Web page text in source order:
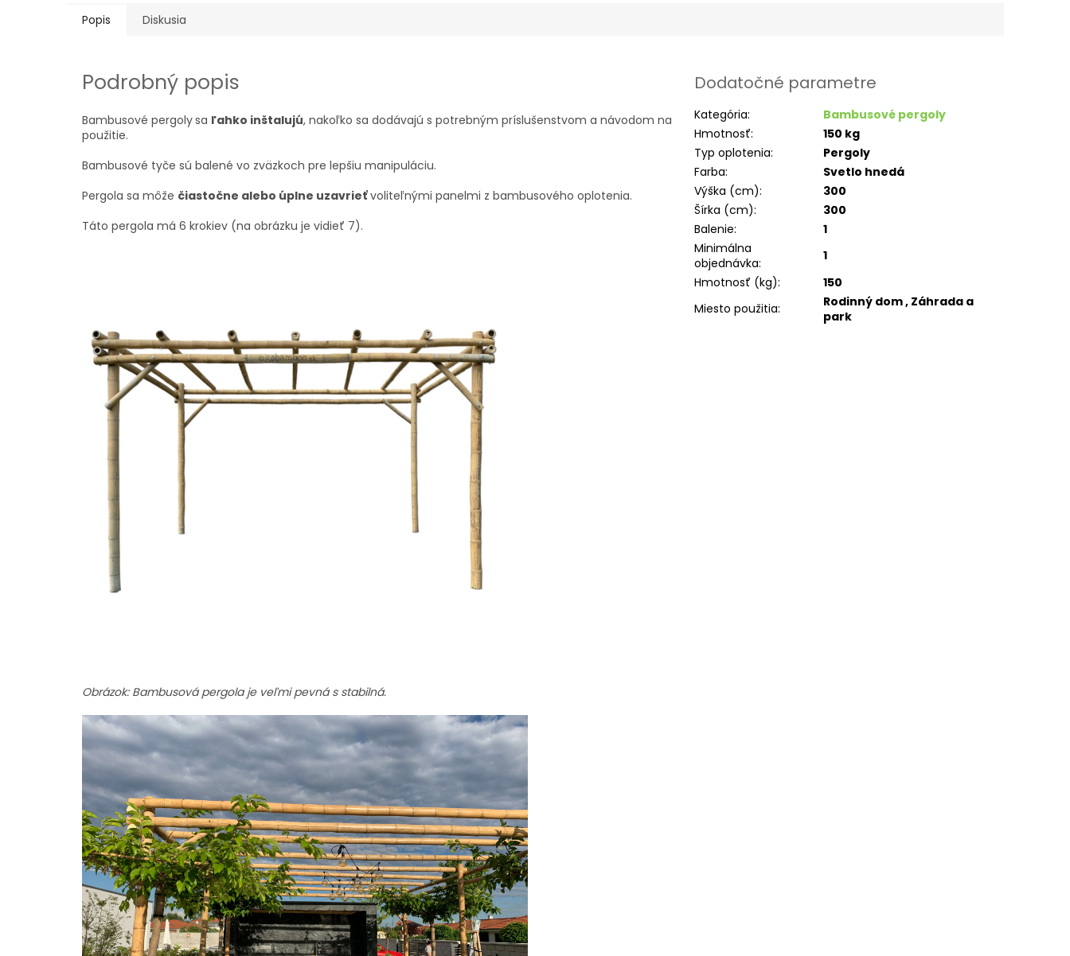
Popis Diskusia
Podrobný popis
Bambusové pergolysa ľahko inštalujú, nakoľko sa dodávajú s potrebným príslušenstvom a návodom na
použitie.
Bambusové tyče sú balené vo zväzkoch pre lepšiu manipuláciu.
Pergola sa môže čiastočne alebo úplne uzavrieťvoliteľnými panelmi z bambusového oplotenia.
Táto pergola má 6 krokiev (na obrázku je vidieť 7).
Obrázok: Bambusová pergola je veľmi pevná s stabilná.
Dodatočné parametre
Kategória:
Bambusové pergoly
Hmotnosť:
150 kg
Typ oplotenia:
Pergoly
Farba:
Svetlo hnedá
Výška (cm):
300
Šírka (cm):
300
Balenie:
1
Minimálna
objednávka:
1
Hmotnosť (kg):
150
Miesto použitia:
Rodinný dom , Záhrada a
park